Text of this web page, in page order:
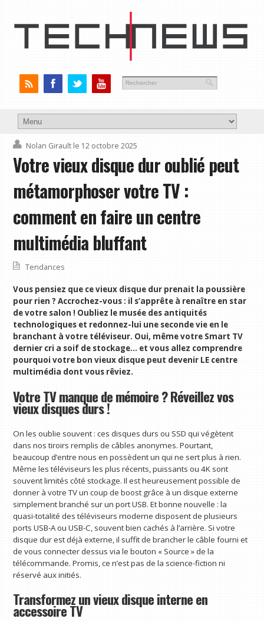
Nolan Girault le 12 octobre 2025
Votre vieux disque dur oublié peut
métamorphoser votre TV :
comment en faire un centre
multimédia bluffant
Tendances
Vous pensiez que ce vieux disque dur prenait la poussière
pour rien ? Accrochez-vous : il s’apprête à renaître en star
de votre salon ! Oubliez le musée des antiquités
technologiques et redonnez-lui une seconde vie en le
branchant à votre téléviseur. Oui, même votre Smart TV
dernier cri a soif de stockage… et vous allez comprendre
pourquoi votre bon vieux disque peut devenir LE centre
multimédia dont vous rêviez.
Votre TV manque de mémoire ? Réveillez vos
vieux disques durs !
On les oublie souvent : ces disques durs ou SSD qui végètent
dans nos tiroirs remplis de câbles anonymes. Pourtant,
beaucoup d’entre nous en possèdent un qui ne sert plus à rien.
Même les téléviseurs les plus récents, puissants ou 4K sont
souvent limités côté stockage. Il est heureusement possible de
donner à votre TV un coup de boost grâce à un disque externe
simplement branché sur un port USB. Et bonne nouvelle : la
quasi-totalité des téléviseurs moderne disposent de plusieurs
ports USB-A ou USB-C, souvent bien cachés à l’arrière. Si votre
disque dur est déjà externe, il suffit de brancher le câble fourni et
de vous connecter dessus via le bouton « Source » de la
télécommande. Promis, ce n’est pas de la science-fiction ni
réservé aux initiés.
Transformez un vieux disque interne en
accessoire TV